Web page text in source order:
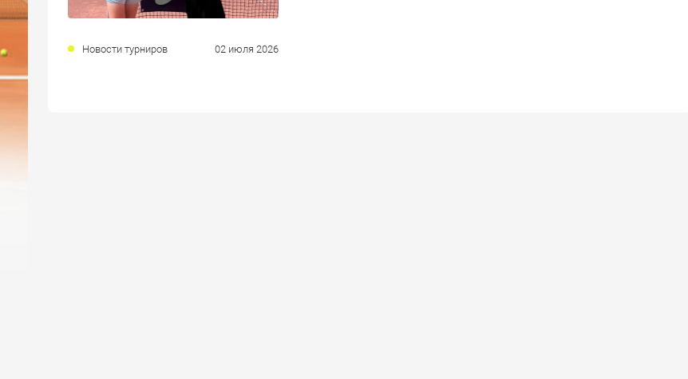
Новости турниров 02 июля 2026